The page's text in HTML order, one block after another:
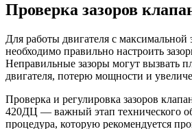
Проверка зазоров
Для работы двигателя с
необходимо правильно настроить
Неправильные зазоры могут вызвать
двигателя, потерю мощности и
Проверка и регулировка зазоров
420ДЦ — важный этап технического
процедура, которую рекомендуется